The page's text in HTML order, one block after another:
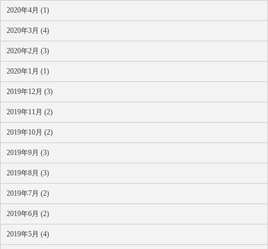
2020年4月 (1)
2020年3月 (4)
2020年2月 (3)
2020年1月 (1)
2019年12月 (3)
2019年11月 (2)
2019年10月 (2)
2019年9月 (3)
2019年8月 (3)
2019年7月 (2)
2019年6月 (2)
2019年5月 (4)